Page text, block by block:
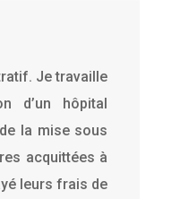
Je travaille
d’un hôpital
la mise sous
acquittées à
leurs frais de